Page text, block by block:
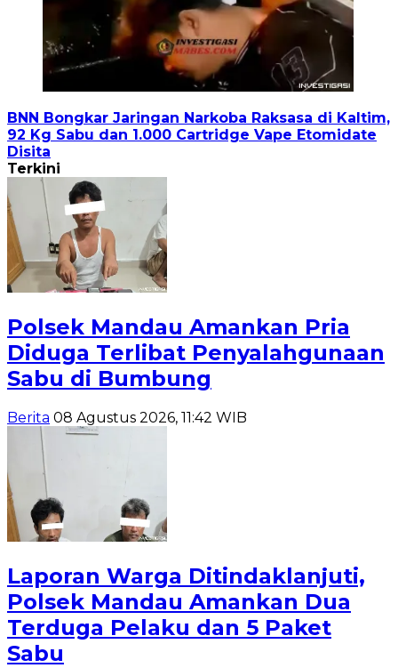
BNN Bongkar Jaringan Narkoba Raksasa di Kaltim,
92 Kg Sabu dan 1.000 Cartridge Vape Etomidate
Disita
Terkini
Polsek Mandau Amankan Pria
Diduga Terlibat Penyalahgunaan
Sabu di Bumbung
Berita 08 Agustus 2026, 11:42 WIB
Laporan Warga Ditindaklanjuti,
Polsek Mandau Amankan Dua
Terduga Pelaku dan 5 Paket
Sabu